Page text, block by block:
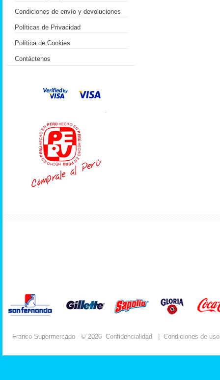
Condiciones de envío y devoluciones
Políticas de Privacidad
Política de Cookies
Contáctenos
.
Franco Supermercado © 2026 Confidencialidad Condiciones de uso